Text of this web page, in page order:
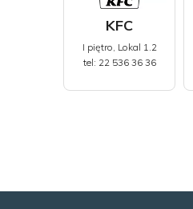
KFC
I piętro, Lokal 1.2
tel: 22 536 36 36